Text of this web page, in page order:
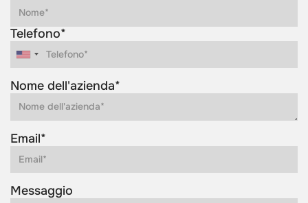
Telefono*
Nome dell'azienda*
Email*
Messaggio